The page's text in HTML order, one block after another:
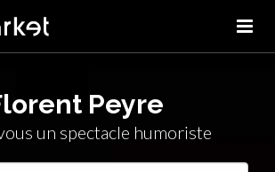
Peyre
un spectacle humoriste